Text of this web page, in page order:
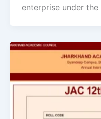
enterprise under